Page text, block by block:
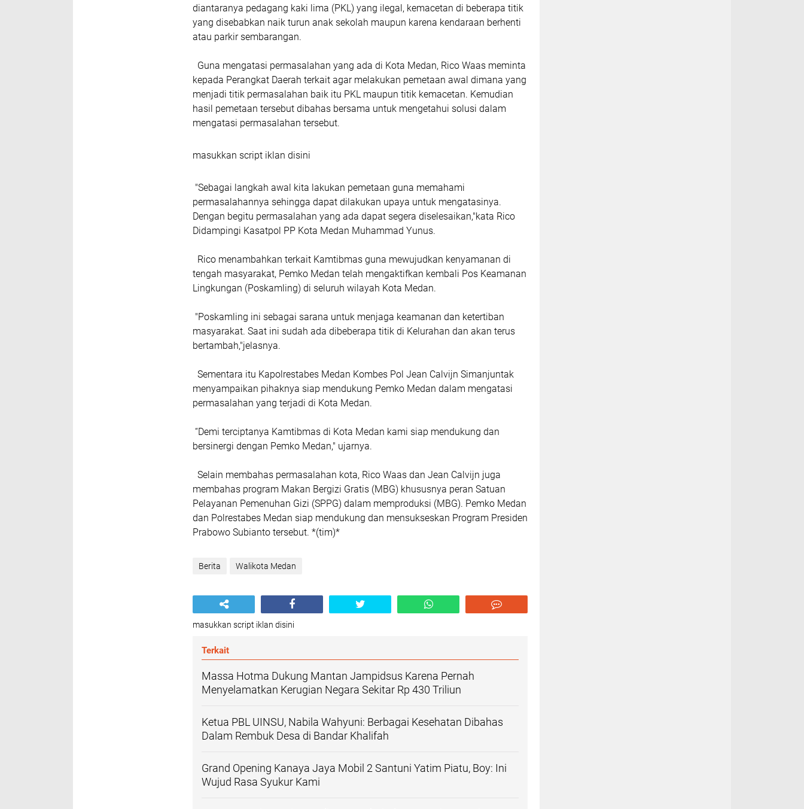
diantaranya pedagang kaki lima (PKL) yang ilegal, kemacetan di beberapa titik
yang disebabkan naik turun anak sekolah maupun karena kendaraan berhenti
atau parkir sembarangan.
Guna mengatasi permasalahan yang ada di Kota Medan, Rico Waas meminta
kepada Perangkat Daerah terkait agar melakukan pemetaan awal dimana yang
menjadi titik permasalahan baik itu PKL maupun titik kemacetan. Kemudian
hasil pemetaan tersebut dibahas bersama untuk mengetahui solusi dalam
mengatasi permasalahan tersebut.
masukkan script iklan disini
"Sebagai langkah awal kita lakukan pemetaan guna memahami
permasalahannya sehingga dapat dilakukan upaya untuk mengatasinya.
Dengan begitu permasalahan yang ada dapat segera diselesaikan,"kata Rico
Didampingi Kasatpol PP Kota Medan Muhammad Yunus.
Rico menambahkan terkait Kamtibmas guna mewujudkan kenyamanan di
tengah masyarakat, Pemko Medan telah mengaktifkan kembali Pos Keamanan
Lingkungan (Poskamling) di seluruh wilayah Kota Medan.
"Poskamling ini sebagai sarana untuk menjaga keamanan dan ketertiban
masyarakat. Saat ini sudah ada dibeberapa titik di Kelurahan dan akan terus
bertambah,"jelasnya.
Sementara itu Kapolrestabes Medan Kombes Pol Jean Calvijn Simanjuntak
menyampaikan pihaknya siap mendukung Pemko Medan dalam mengatasi
permasalahan yang terjadi di Kota Medan.
“Demi terciptanya Kamtibmas di Kota Medan kami siap mendukung dan
bersinergi dengan Pemko Medan," ujarnya.
Selain membahas permasalahan kota, Rico Waas dan Jean Calvijn juga
membahas program Makan Bergizi Gratis (MBG) khususnya peran Satuan
Pelayanan Pemenuhan Gizi (SPPG) dalam memproduksi (MBG). Pemko Medan
dan Polrestabes Medan siap mendukung dan mensukseskan Program Presiden
Prabowo Subianto tersebut. *(tim)*
Berita Walikota Medan
masukkan script iklan disini
Terkait
Massa Hotma Dukung Mantan Jampidsus Karena Pernah
Menyelamatkan Kerugian Negara Sekitar Rp 430 Triliun
Ketua PBL UINSU, Nabila Wahyuni: Berbagai Kesehatan Dibahas
Dalam Rembuk Desa di Bandar Khalifah
Grand Opening Kanaya Jaya Mobil 2 Santuni Yatim Piatu, Boy: Ini
Wujud Rasa Syukur Kami